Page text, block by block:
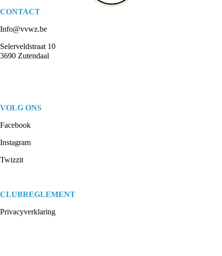
CONTACT
Info@vvwz.be
Selerveldstraat 10
3690 Zutendaal
VOLG ONS
Facebook
Instagram
Twizzit
CLUBREGLEMENT
Privacyverklaring